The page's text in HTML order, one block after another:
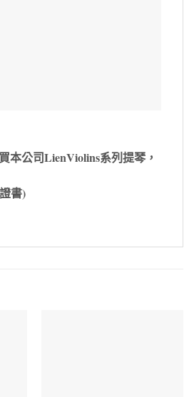
本公司LienViolins系列提琴，
書)